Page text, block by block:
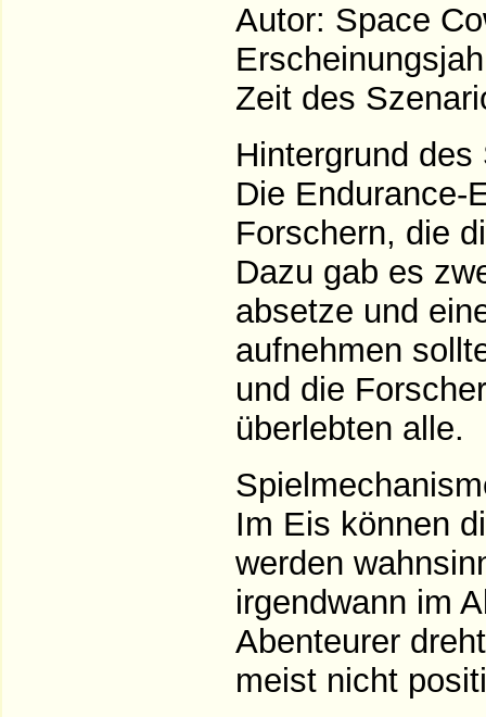
Autor: Space
Zeit des
Hintergrund des
Die Endurance-
Forschern, die
Dazu gab es
absetze und
aufnehmen
und die
überlebten alle.
Im Eis können
werden
irgendwann im
Abenteurer
meist nicht